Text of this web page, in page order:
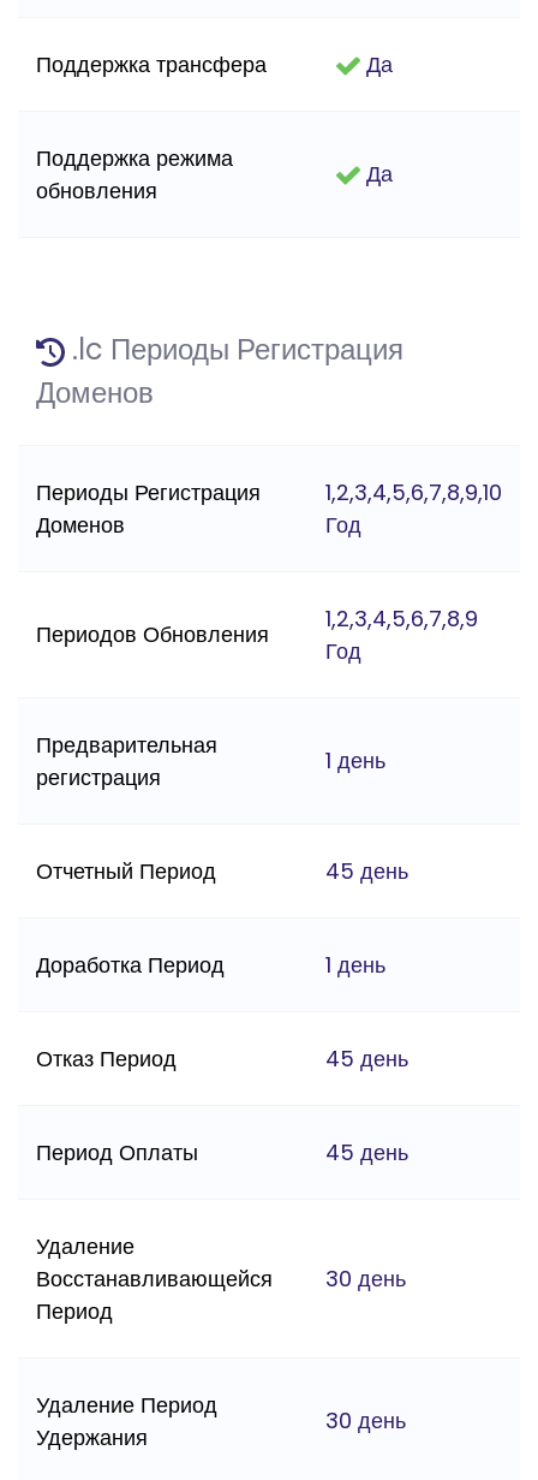
Поддержка трансфера Да
Поддержка режима
обновления
Да
.lc Периоды Регистрация
Доменов
Периоды Регистрация
Доменов
1,2,3,4,5,6,7,8,9,10
Год
Периодов Обновления
1,2,3,4,5,6,7,8,9
Год
Предварительная
регистрация
1 день
Отчетный Период 45 день
Доработка Период 1 день
Отказ Период 45 день
Период Оплаты 45 день
Удаление
Восстанавливающейся
Период
30 день
Удаление Период
Удержания
30 день